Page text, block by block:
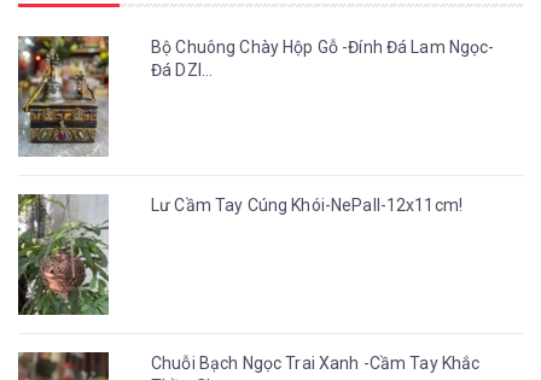
Bộ Chuông Chày Hộp Gỗ -Đính Đá Lam Ngọc-
Đá DZI...
Lư Cầm Tay Cúng Khói-NePall-12x11cm!
Chuỗi Bạch Ngọc Trai Xanh -Cầm Tay Khắc